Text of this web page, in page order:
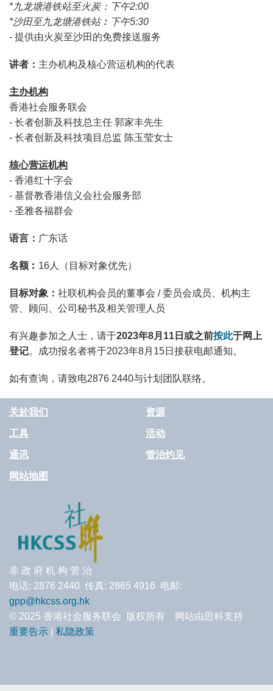
*九龙塘港铁站至火炭：下午2:00
*沙田至九龙塘港铁站︰下午5:30
- 提供由火炭至沙田的免费接送服务
讲者： 主办机构及核心营运机构的代表
主办机构
香港社会服务联会
- 长者创新及科技总主任 郭家丰先生
- 长者创新及科技项目总监 陈玉莹女士
核心营运机构
- 香港红十字会
- 基督教香港信义会社会服务部
- 圣雅各福群会
语言： 广东话
名额︰ 16人（目标对象优先）
目标对象： 社联机构会员的董事会 / 委员会成员、机构主
管、顾问、公司秘书及相关管理人员
有兴趣参加之人士，请于2023年8月11日或之前按此于网上
登记。成功报名者将于2023年8月15日接获电邮通知。
如有查询，请致电2876 2440与计划团队联络。
关於我们 资源
工具 活动
通讯 管治灼见
网站地图
非 政 府 机 构 管 治
电话: 2876 2440 传真: 2865 4916 电邮:
gpp@hkcss.org.hk
© 2025 香港社会服务联会 版权所有 网站由思科支持
重要告示
私隐政策